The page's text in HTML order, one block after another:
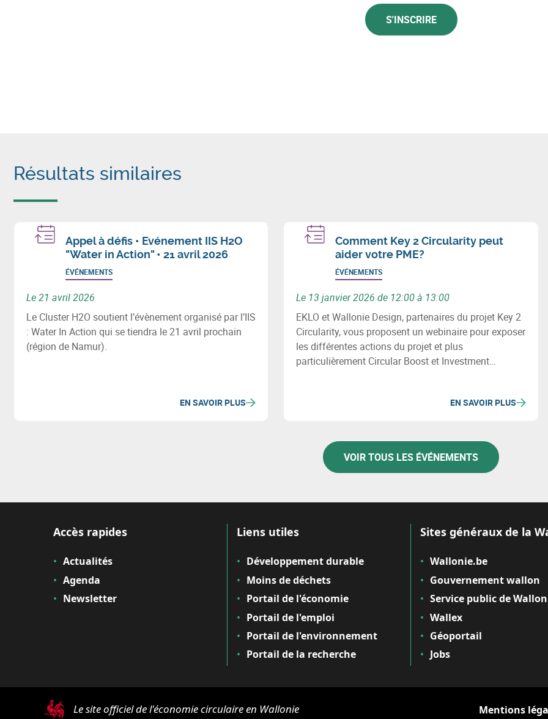
S'INSCRIRE
Résultats similaires
Appel à défis • Evénement IIS H2O
"Water in Action" • 21 avril 2026
ÉVÉNEMENTS
Le 21 avril 2026
Le Cluster H2O soutient l’évènement organisé par l’IIS
: Water In Action qui se tiendra le 21 avril prochain
(région de Namur).
EN SAVOIR PLUS
Comment Key 2 Circularity peut
aider votre PME?
ÉVÉNEMENTS
Le 13 janvier 2026 de 12:00 à 13:00
EKLO et Wallonie Design, partenaires du projet Key 2
Circularity, vous proposent un webinaire pour exposer
les différentes actions du projet et plus
particulièrement Circular Boost et Investment
EN SAVOIR PLUS
VOIR TOUS LES ÉVÉNEMENTS
Accès rapides
Actualités
Agenda
Newsletter
Liens utiles
Développement durable
Moins de déchets
Portail de l'économie
Portail de l'emploi
Portail de l'environnement
Portail de la recherche
Sites généraux de la
Wallonie.be
Gouvernement wallon
Service public de
Wallex
Géoportail
Jobs
Le site officiel de l'économie circulaire en Wallonie Mentions